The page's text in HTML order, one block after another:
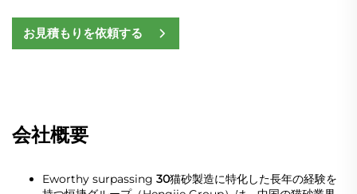
お見積もりを依頼する
会社概要
Eworthy surpassing 30猫砂製造に特化した長年の経験を